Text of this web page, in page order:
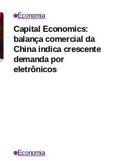
Economia
Capital Economics:
balança comercial da
China indica crescente
demanda por
eletrônicos
Economia